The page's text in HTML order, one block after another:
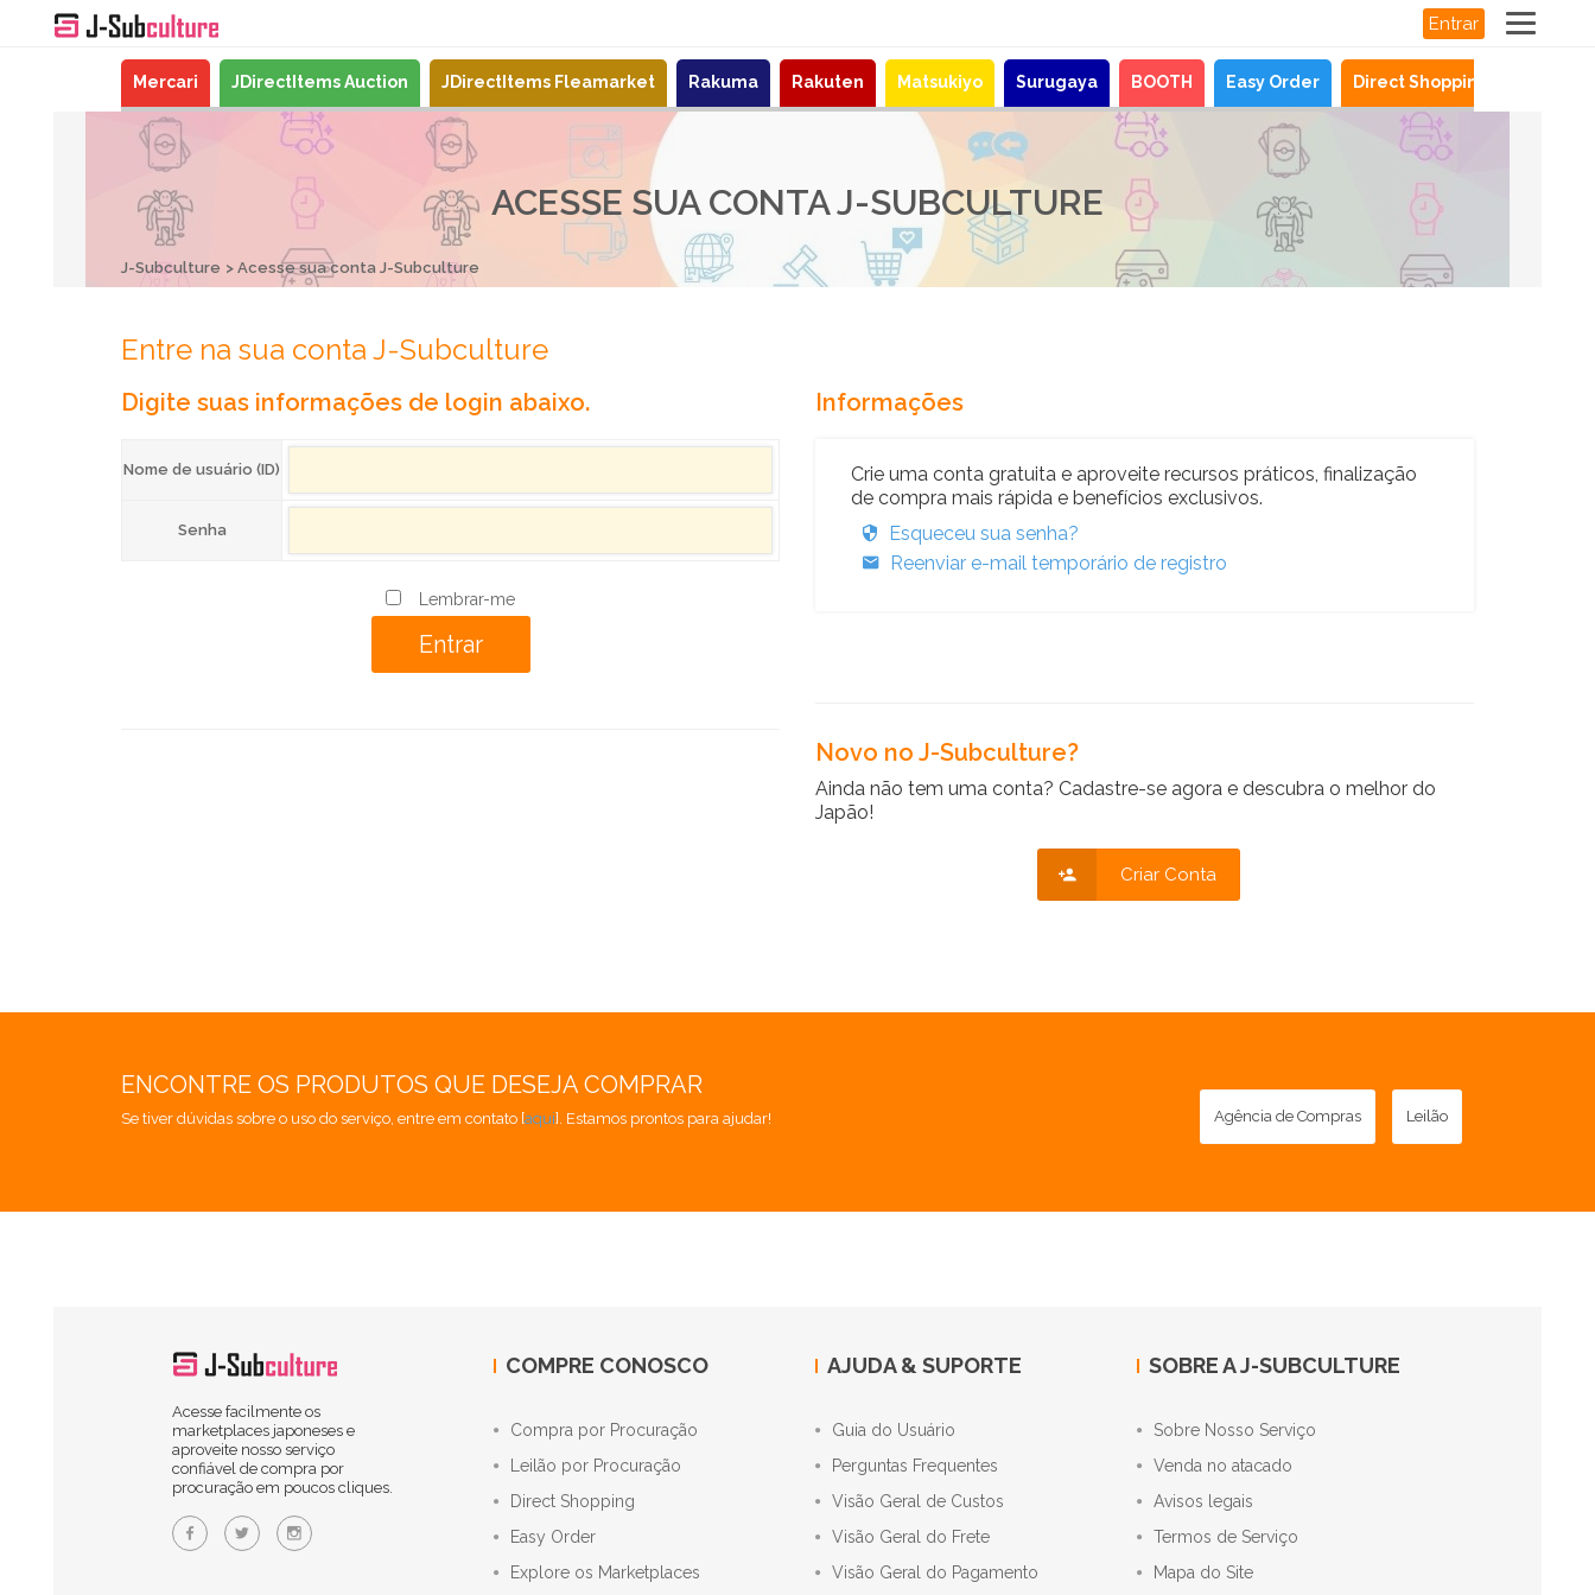
Entrar
Mercari JDirectItems Auction JDirectItems Fleamarket Rakuma Rakuten Matsukiyo Surugaya BOOTH Easy Order Direct Shopping
ACESSE SUA CONTA J-SUBCULTURE
J-Subculture Acesse sua conta J-Subculture
Entre na sua conta J-Subculture
Digite suas informações de login abaixo.
Nome de usuário (ID)
Senha
Lembrar-me
Informações
Crie uma conta gratuita e aproveite recursos práticos, finalização
de compra mais rápida e benefícios exclusivos.
Esqueceu sua senha?
Reenviar e-mail temporário de registro
Novo no J-Subculture?
Ainda não tem uma conta? Cadastre-se agora e descubra o melhor do
Japão!
Criar Conta
ENCONTRE OS PRODUTOS QUE DESEJA COMPRAR
Se tiver dúvidas sobre o uso do serviço, entre em contato [aqui]. Estamos prontos para ajudar! Agência de Compras Leilão
Acesse facilmente os
marketplaces japoneses e
aproveite nosso serviço
confiável de compra por
procuração em poucos cliques.
COMPRE CONOSCO
Compra por Procuração
Leilão por Procuração
Direct Shopping
Easy Order
Explore os Marketplaces
AJUDA & SUPORTE
Guia do Usuário
Perguntas Frequentes
Visão Geral de Custos
Visão Geral do Frete
Visão Geral do Pagamento
SOBRE A J-SUBCULTURE
Sobre Nosso Serviço
Venda no atacado
Avisos legais
Termos de Serviço
Mapa do Site